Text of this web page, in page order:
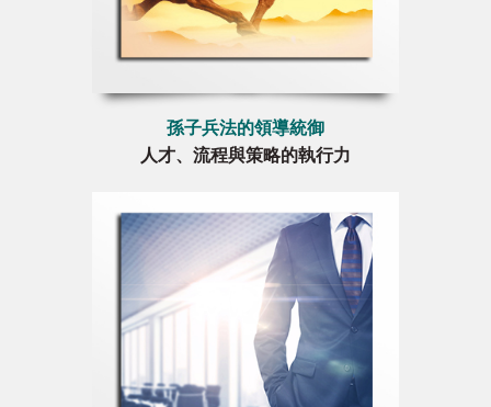
孫子兵法的領導統御
人才、流程與策略的執行力